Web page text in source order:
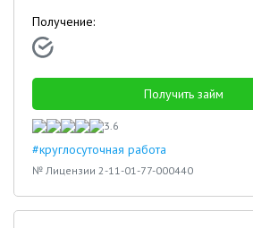
Получение:
Получить займ
3.6
#круглосуточная работа
№ Лицензии 2-11-01-77-000440